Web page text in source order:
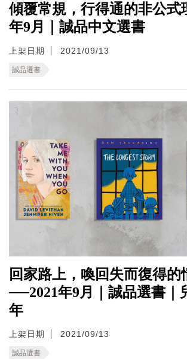
傾覆常規，行得通的非公式
年9月｜誠品中文選書
上架日期 2021/09/13
誠品選書
回家路上，喚回失而復得的
──2021年9月｜誠品選書｜
年
上架日期 2021/09/13
誠品選書